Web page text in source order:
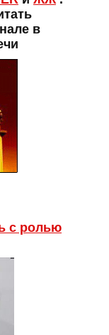
в
с ролью